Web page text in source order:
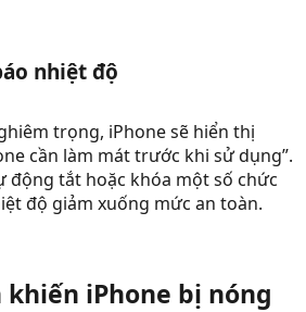
nhiệt độ​
trọng, iPhone sẽ hiển thị
cần làm mát trước khi sử dụng”.
động tắt hoặc khóa một số chức
độ giảm xuống mức an toàn.
iPhone bị nóng​